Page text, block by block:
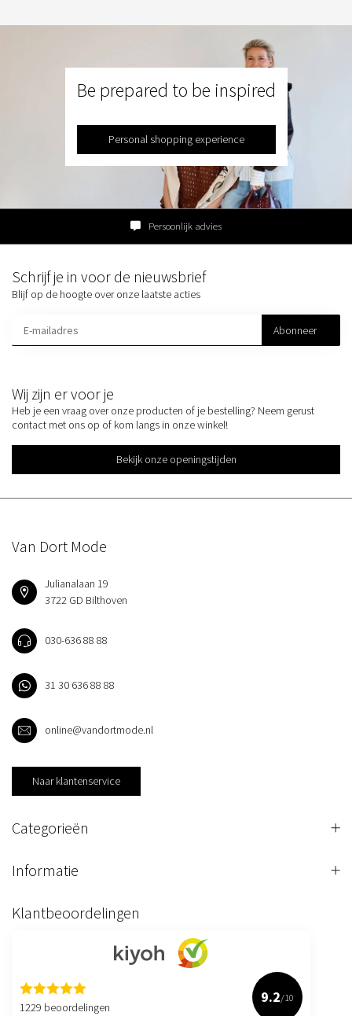
Be prepared to be inspired
Personal shopping experience
Persoonlijk advies
Wij zijn er voor je
Heb je een vraag over onze producten of je bestelling? Neem gerust
contact met ons op of kom langs in onze winkel!
Bekijk onze openingstijden
Schrijf je in voor de nieuwsbrief
Blijf op de hoogte over onze laatste acties
Abonneer
Van Dort Mode
Julianalaan 19
3722 GD Bilthoven
030-636 88 88
31 30 636 88 88
online@vandortmode.nl
Naar klantenservice
Categorieën
Informatie
Klantbeoordelingen
1229 beoordelingen
9.2/10